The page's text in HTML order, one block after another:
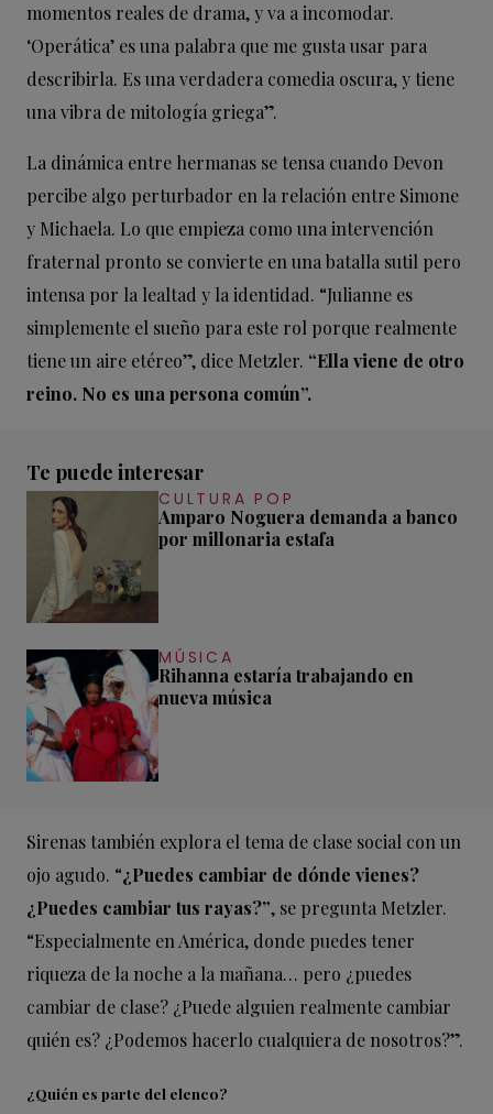
momentos reales de drama, y va a incomodar.
‘Operática’ es una palabra que me gusta usar para
describirla. Es una verdadera comedia oscura, y tiene
una vibra de mitología griega”.
La dinámica entre hermanas se tensa cuando Devon
percibe algo perturbador en la relación entre Simone
y Michaela. Lo que empieza como una intervención
fraternal pronto se convierte en una batalla sutil pero
intensa por la lealtad y la identidad. “Julianne es
simplemente el sueño para este rol porque realmente
tiene un aire etéreo”, dice Metzler. “Ella viene de otro
reino. No es una persona común”.
Te puede interesar
CULTURA POP
Amparo Noguera demanda a banco
por millonaria estafa
MÚSICA
Rihanna estaría trabajando en
nueva música
Sirenas también explora el tema de clase social con un
ojo agudo. “¿Puedes cambiar de dónde vienes?
¿Puedes cambiar tus rayas?”, se pregunta Metzler.
“Especialmente en América, donde puedes tener
riqueza de la noche a la mañana… pero ¿puedes
cambiar de clase? ¿Puede alguien realmente cambiar
quién es? ¿Podemos hacerlo cualquiera de nosotros?”.
¿Quién es parte del elenco?